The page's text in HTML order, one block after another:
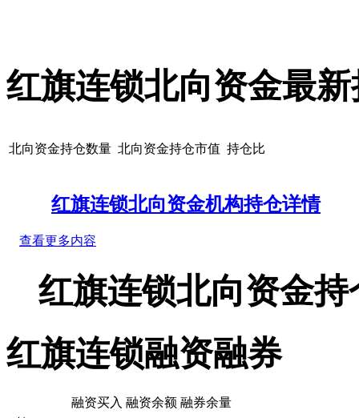
红旗连锁北向资金最
北向资金持仓数量 北向资金持仓市值 持仓比
红旗连锁北向资金机构持仓详情
查看更多内容
红旗连锁北向资金持
红旗连锁融资融券
融资买入 融资余额 融券余量